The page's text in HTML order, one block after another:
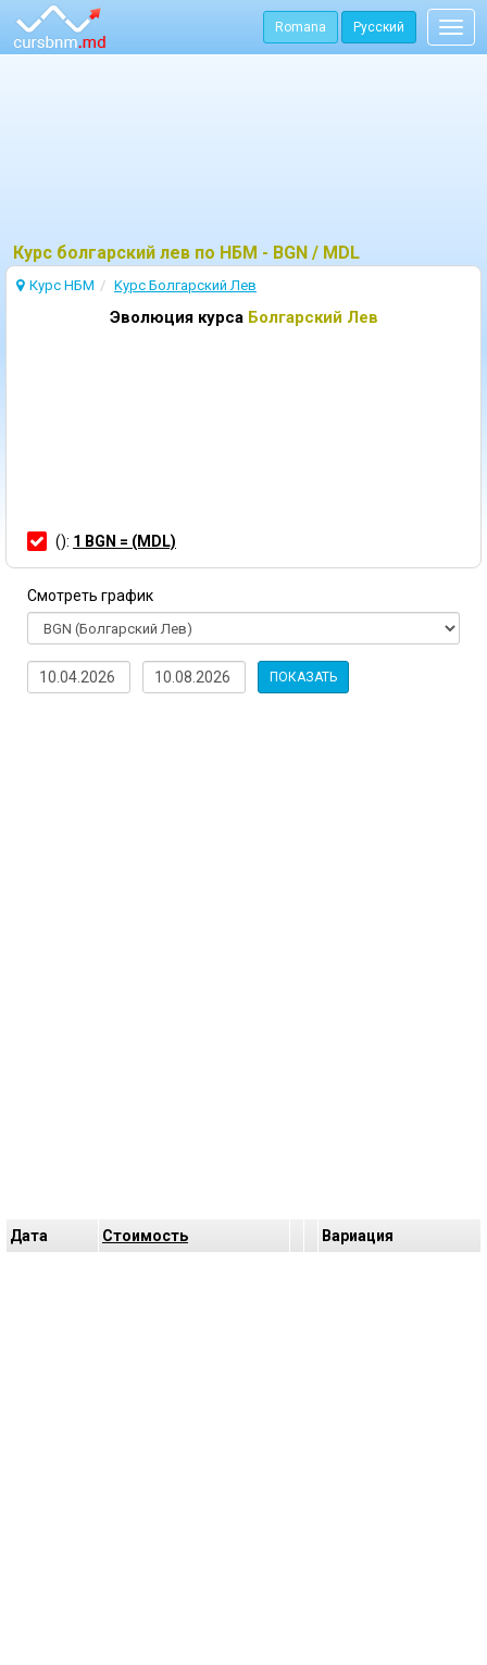
Romana Русский
Курс болгарский лев по НБМ - BGN / MDL
Курс НБМ Kурс Болгарский Лев
Эволюция курса Болгарский Лев
(): 1 BGN = (MDL)
Смотреть график
ПОКАЗАТЬ
Дата Cтоимость Bариация